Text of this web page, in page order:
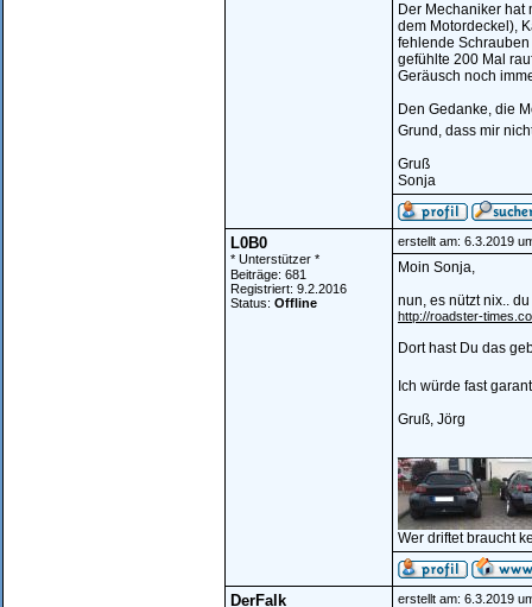
Der Mechaniker hat
dem Motordeckel),
fehlende
gefühlte 200 Mal
Geräusch noch
Den Gedanke, die
Grund, dass mir
Gruß
Sonja
L0B0
* Unterstützer *
Beiträge: 681
Registriert: 9.2.2016
Status: Offline
erstellt am: 6.3.2019
Moin Sonja,
nun, es nützt nix..
http://roadster-
Dort hast Du das
Ich würde fast
Gruß, Jörg
Wer driftet braucht
DerFalk erstellt am: 6.3.2019